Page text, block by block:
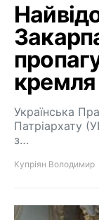
кремля
Українська
Патріархату
з…
Купріян Володимир